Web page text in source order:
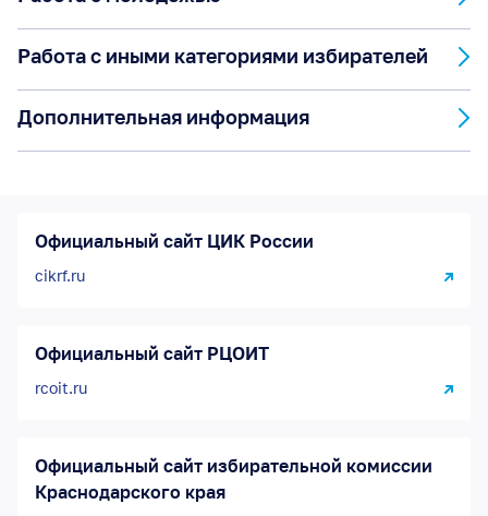
Работа с иными категориями избирателей
Дополнительная информация
Официальный сайт ЦИК России
cikrf.ru
Официальный сайт РЦОИТ
rcoit.ru
Официальный сайт избирательной комиссии
Краснодарского края